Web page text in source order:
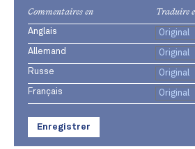
Commentaires en Traduire
Anglais
Allemand
Russe
Français
Enregistrer